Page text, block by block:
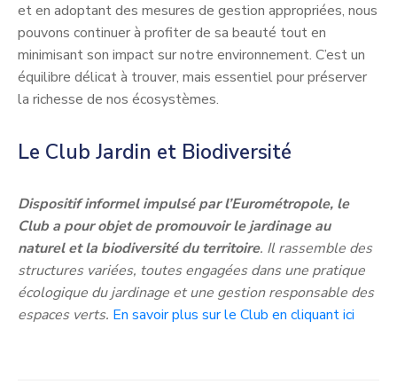
et en adoptant des mesures de gestion appropriées, nous
pouvons continuer à profiter de sa beauté tout en
minimisant son impact sur notre environnement. C’est un
équilibre délicat à trouver, mais essentiel pour préserver
la richesse de nos écosystèmes.
Le Club Jardin et Biodiversité
Dispositif informel impulsé par l’Eurométropole, le
Club a pour objet de promouvoir le jardinage au
naturel et la biodiversité du territoire. Il rassemble des
structures variées, toutes engagées dans une pratique
écologique du jardinage et une gestion responsable des
espaces verts. En savoir plus sur le Club en cliquant ici